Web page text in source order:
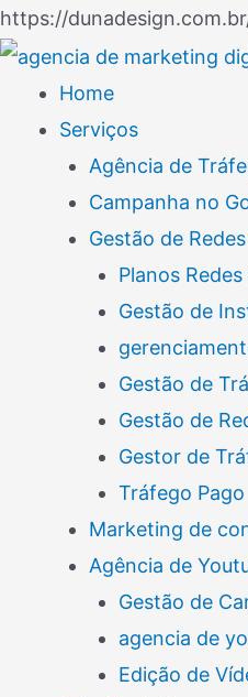
https://
Home
Serviços
Agência de
Campanha no
Gestão de
Planos
Gestão de
Gestão de
Gestão de
Gestor de
Tráfego Pago
Marketing de
Agência de
Gestão de
agencia de
Edição de
Navegação
de
Post